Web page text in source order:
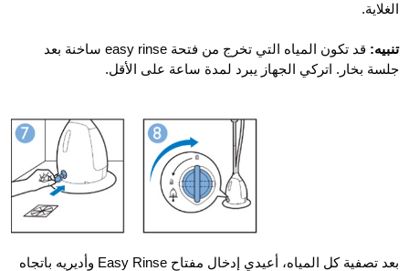
الغلاية.
تنبيه:
قد تكون المياه التي تخرج من فتحة easy rinse ساخنة بعد
جلسة بخار. اتركي الجهاز يبرد لمدة ساعة على الأقل.
بعد تصفية كل المياه، أعيدي إدخال مفتاح Easy Rinse وأديريه باتجاه